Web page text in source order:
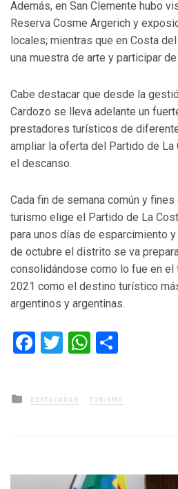
Además, en San Clemente hubo
Reserva Cosme Argerich y
locales; mientras que en Costa
una muestra de arte y participar
Cabe destacar que desde la
Cardozo se lleva adelante un
prestadores turísticos de
ampliar la oferta del Partido de
el descanso.
Cada fin de semana común y fines
turismo elige el Partido de La
para unos días de esparcimiento
de octubre el distrito se va
consolidándose como lo fue en el
2021 como el destino turístico
argentinos y argentinas.
Facebook
TwitterWhatsApp
Posted
in
DESTACADAS TURISMO